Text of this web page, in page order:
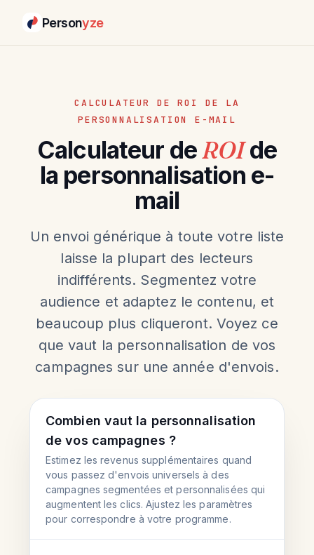
Personyze
CALCULATEUR DE ROI DE LA
PERSONNALISATION E-MAIL
Calculateur deROIde
la personnalisation e-
mail
Un envoi générique à toute votre liste
laisse la plupart des lecteurs
indifférents. Segmentez votre
audience et adaptez le contenu, et
beaucoup plus cliqueront. Voyez ce
que vaut la personnalisation de vos
campagnes sur une année d'envois.
Combien vaut la personnalisation
de vos campagnes ?
Estimez les revenus supplémentaires quand
vous passez d'envois universels à des
campagnes segmentées et personnalisées qui
augmentent les clics. Ajustez les paramètres
pour correspondre à votre programme.